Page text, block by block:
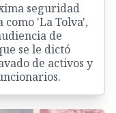
seguridad
como 'La Tolva',
de
se le dictó
de activos y